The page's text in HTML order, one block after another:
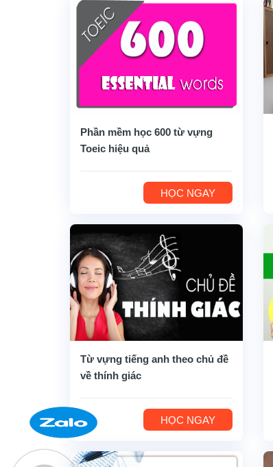
Phần mềm học 600 từ vựng
Toeic hiệu quả
HỌC NGAY
Từ vựng tiếng anh theo chủ đề
về thính giác
HỌC NGAY